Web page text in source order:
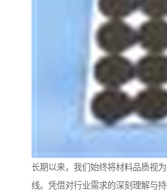
长期以来，我们始终将材料品质视
线。凭借对行业需求的深刻理解与